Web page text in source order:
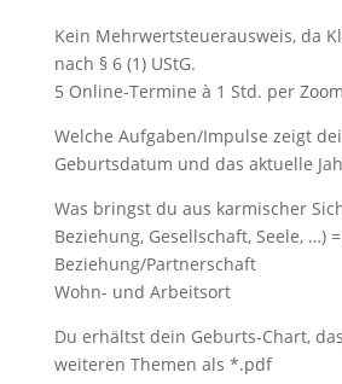
Kein Mehrwertsteuerausweis, da
nach § 6 (1) UStG.
5 Online-Termine à 1 Std. per Zoom
Welche Aufgaben/Impulse zeigt
Geburtsdatum und das aktuelle
Was bringst du aus karmischer
Beziehung, Gesellschaft, Seele, …)
Beziehung/Partnerschaft
Wohn- und Arbeitsort
Du erhältst dein Geburts-Chart,
weiteren Themen als *.pdf